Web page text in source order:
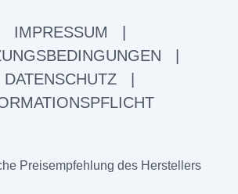
IMPRESSUM
DATENSCHUTZ
Preisempfehlung des Herstellers